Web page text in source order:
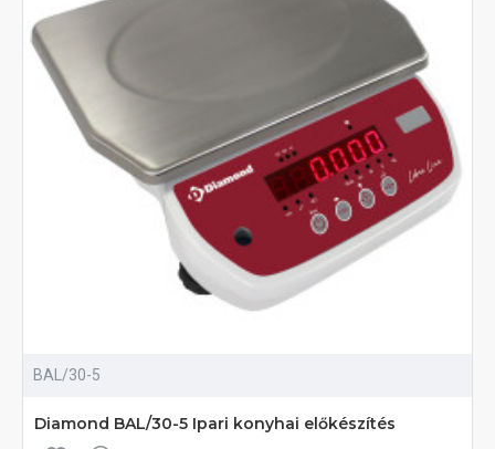
BAL/30-5
Diamond BAL/30-5 Ipari konyhai előkészítés